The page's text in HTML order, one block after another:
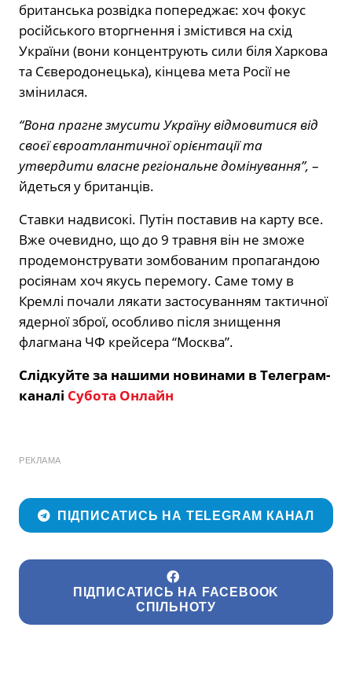
британська розвідка попереджає: хоч фокус
російського вторгнення і змістився на схід
України (вони концентрують сили біля Харкова
та Сєверодонецька), кінцева мета Росії не
змінилася.
“Вона прагне змусити Україну відмовитися від
своєї євроатлантичної орієнтації та
утвердити власне регіональне домінування”, –
йдеться у британців.
Ставки надвисокі. Путін поставив на карту все.
Вже очевидно, що до 9 травня він не зможе
продемонструвати зомбованим пропагандою
росіянам хоч якусь перемогу. Саме тому в
Кремлі почали лякати застосуванням тактичної
ядерної зброї, особливо після знищення
флагмана ЧФ крейсера “Москва”.
Слідкуйте за нашими новинами в Телеграм-
каналі Субота Онлайн
РЕКЛАМА
ПІДПИСАТИСЬ НА TELEGRAM КАНАЛ
ПІДПИСАТИСЬ НА FACEBOOK
СПІЛЬНОТУ